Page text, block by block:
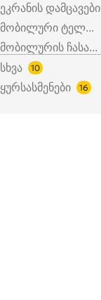
ეკრანის დამცავები
მობილური ტელეფონები
მობილურის ჩასადებები/ქეისი
სხვა 10
ყურსასმენები 16